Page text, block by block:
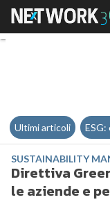
Ultimi articoli ESG:
SUSTAINABILITY
Direttiva
le aziende e